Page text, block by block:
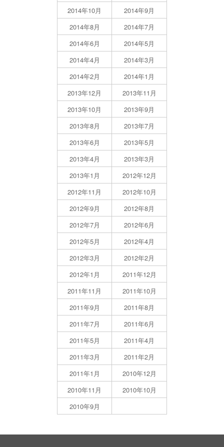
2014年10月
2014年9月
2014年8月
2014年7月
2014年6月
2014年5月
2014年4月
2014年3月
2014年2月
2014年1月
2013年12月
2013年11月
2013年10月
2013年9月
2013年8月
2013年7月
2013年6月
2013年5月
2013年4月
2013年3月
2013年1月
2012年12月
2012年11月
2012年10月
2012年9月
2012年8月
2012年7月
2012年6月
2012年5月
2012年4月
2012年3月
2012年2月
2012年1月
2011年12月
2011年11月
2011年10月
2011年9月
2011年8月
2011年7月
2011年6月
2011年5月
2011年4月
2011年3月
2011年2月
2011年1月
2010年12月
2010年11月
2010年10月
2010年9月